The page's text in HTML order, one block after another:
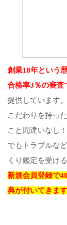
創業18年という
合格率3％の審査
提供しています。
こだわりを持っ
こと間違いなし
でもトラブルな
くり鑑定を受け
新規会員登録で
典が付いてきます